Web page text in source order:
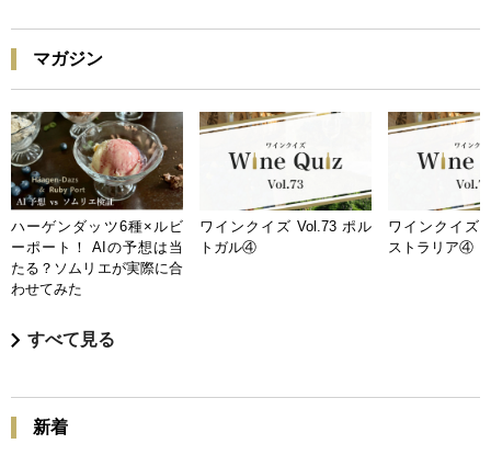
マガジン
ハーゲンダッツ6種×ルビ
ーポート！ AIの予想は当
たる？ソムリエが実際に合
わせてみた
ワインクイズ Vol.73 ポル
トガル④
ワインクイズ
ストラリア④
すべて見る
新着